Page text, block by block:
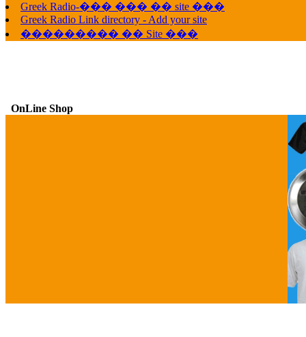
Greek Radio-��� ��� �� site ���
Greek Radio Link directory - Add your site
��������� �� Site ���
OnLine Shop